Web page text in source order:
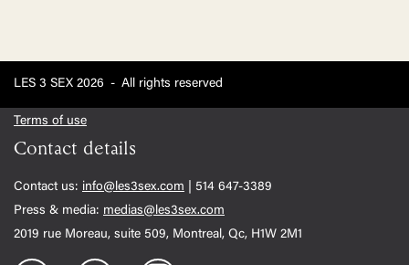
LES 3 SEX 2026 - All rights reserved
Terms of use
Contact details
Contact us: info@les3sex.com | 514 647-3389
Press & media: medias@les3sex.com
2019 rue Moreau, suite 509, Montreal, Qc, H1W 2M1